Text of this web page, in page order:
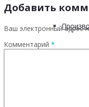
Добавить
Ваш электронный адрес
Комментарий *